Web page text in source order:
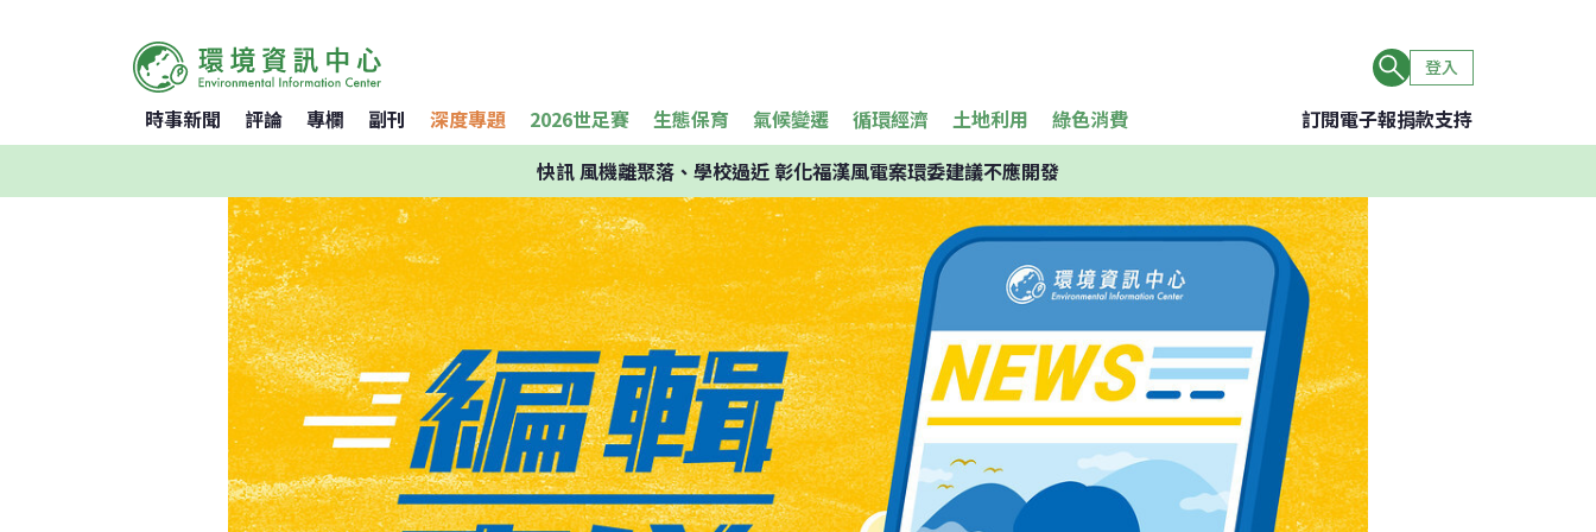
登入
時事新聞 評論 專欄 副刊 深度專題 2026世足賽 生態保育 氣候變遷 循環經濟 土地利用 綠色消費 訂閱電子報捐款支持
快訊風機離聚落、學校過近 彰化福漢風電案環委建議不應開發